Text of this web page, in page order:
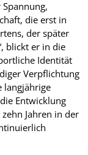
die erst in
der später
blickt er in die
Identität
Verpflichtung
langjährige
Entwicklung
Jahren in der